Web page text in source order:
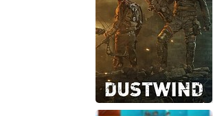
Cavern of Dreams